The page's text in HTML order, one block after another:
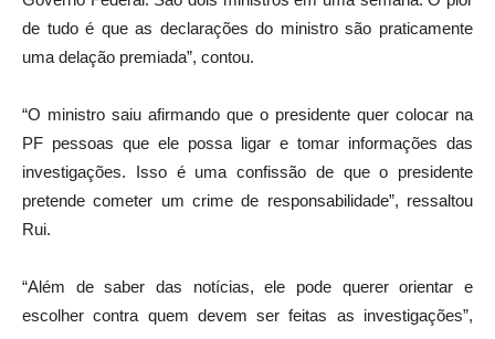
de tudo é que as declarações do ministro são praticamente
uma delação premiada”, contou.
“O ministro saiu afirmando que o presidente quer colocar na
PF pessoas que ele possa ligar e tomar informações das
investigações. Isso é uma confissão de que o presidente
pretende cometer um crime de responsabilidade”, ressaltou
Rui.
“Além de saber das notícias, ele pode querer orientar e
escolher contra quem devem ser feitas as investigações”,